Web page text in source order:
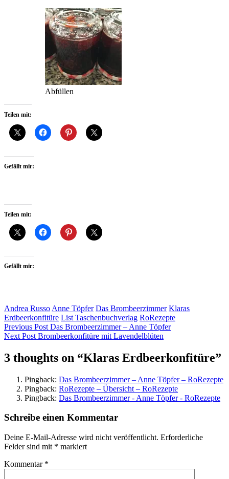
Abfüllen
Teilen mit:
Gefällt mir:
Teilen mit:
Gefällt mir:
Andrea Russo Anne Töpfer Das Brombeerzimmer Klaras
Erdbeerkonfitüre List Taschenbuchverlag RoRezepte
Beitragsnavigation
Previous Post Das Brombeerzimmer – Anne Töpfer
Next Post Brombeerkonfitüre mit Lavendelblüten
3 thoughts on “Klaras Erdbeerkonfitüre”
Pingback: Das Brombeerzimmer – Anne Töpfer – RoRezepte
Pingback: RoRezepte – Übersicht – RoRezepte
Pingback: Das Brombeerzimmer - Anne Töpfer - RoRezepte
Schreibe einen Kommentar
Deine E-Mail-Adresse wird nicht veröffentlicht. Erforderliche
Felder sind mit * markiert
Kommentar *